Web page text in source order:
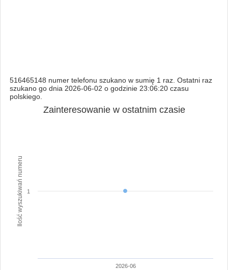
516465148 numer telefonu szukano w sumię 1 raz. Ostatni raz
szukano go dnia 2026-06-02 o godzinie 23:06:20 czasu
polskiego.
Ilość wyszukiwań numeru
Zainteresowanie w ostatnim czasie
2026-06
1